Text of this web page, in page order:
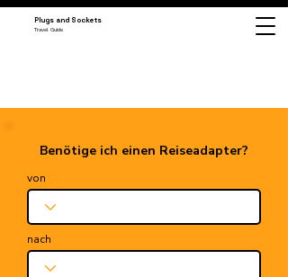
Plugs and Sockets
Travel Guide
Benötige ich einen Reiseadapter?
von
nach